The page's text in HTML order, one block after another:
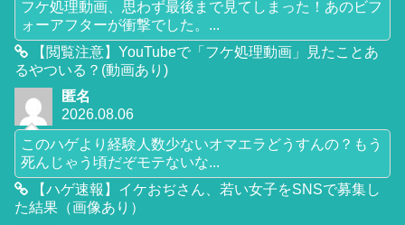
フケ処理動画、思わず最後まで見てしまった！あのビフ
ォーアフターが衝撃でした。...
【閲覧注意】YouTubeで「フケ処理動画」見たことあ
るやついる？(動画あり)
匿名
2026.08.06
このハゲより経験人数少ないオマエラどうすんの？もう
死んじゃう頃だぞモテないな...
【ハゲ速報】イケおぢさん、若い女子をSNSで募集し
た結果（画像あり）